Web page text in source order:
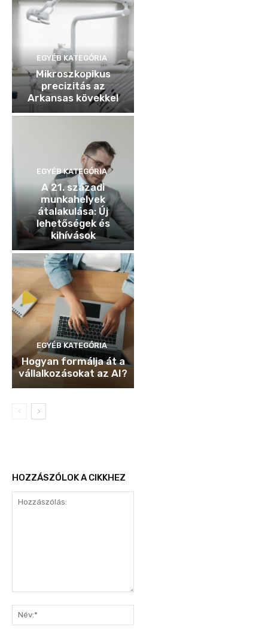
EGYÉB KATEGÓRIA
Mikroszkopikus
precizitás az
Arkansas kövekkel
EGYÉB KATEGÓRIA
A 21. századi
munkahelyek
átalakulása: Új
lehetőségek és
kihívások
EGYÉB KATEGÓRIA
Hogyan formálja át a
vállalkozásokat az AI?
HOZZÁSZÓLOK A CIKKHEZ